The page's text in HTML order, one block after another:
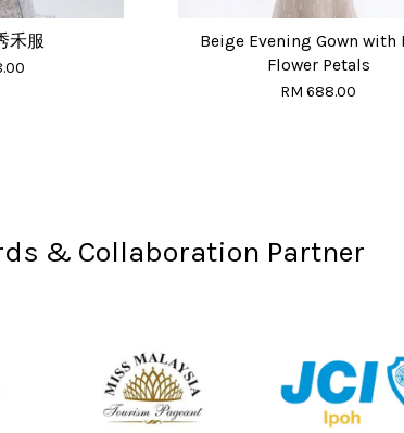
禾服
Beige Evening Gown with
Flower Petals
RM 688.00
& Collaboration Partner